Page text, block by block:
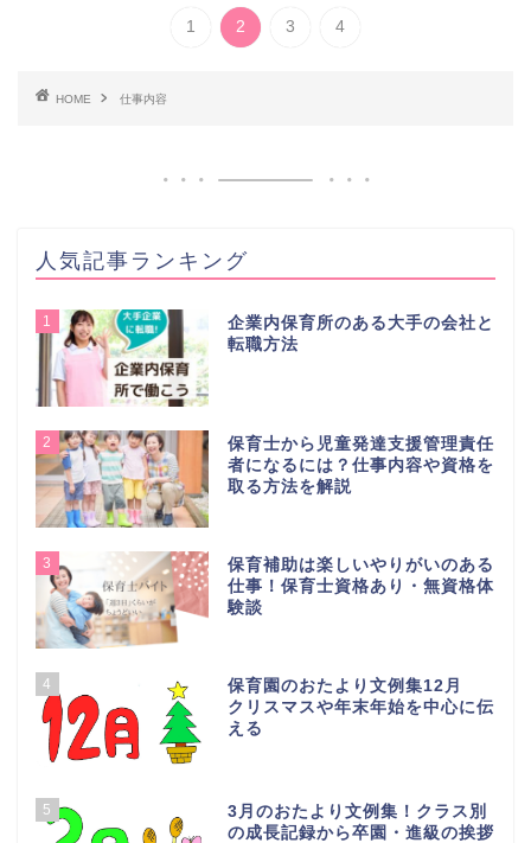
1 2 3 4
HOME 仕事内容
人気記事ランキング
1
企業内保育所のある大手の会社と
転職方法
2
保育士から児童発達支援管理責任
者になるには？仕事内容や資格を
取る方法を解説
3
保育補助は楽しいやりがいのある
仕事！保育士資格あり・無資格体
験談
4
保育園のおたより文例集12月
クリスマスや年末年始を中心に伝
える
5
3月のおたより文例集！クラス別
の成長記録から卒園・進級の挨拶